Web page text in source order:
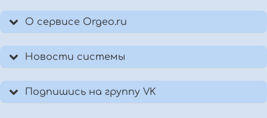
О сервисе Orgeo.ru
Новости системы
Подпишись на группу VK